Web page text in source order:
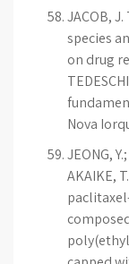
JACOB,
species
on drug
Nova
JEONG,
AKAIKE,